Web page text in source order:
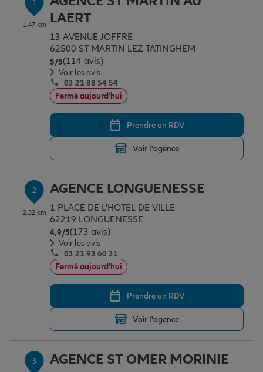
Assurance emprunteur
Prévoyance et dépendance
Assurance animal de compagnie
Protection de la famille
Protection juridique
Épargne & retraite
Plan épargne retraite
Assurance vie
Placements financiers
Transmission
Vos projets
Partir en vacances
Déménager
Départ à la retraite
Préparer l’avenir
Conseil assurance
Outre-mer
Assurance habitation
Le Pack Famille
Garantie des accidents de la vie
Assurance scolaire
Allianz en France
1
1.47 km
LAERT
13 AVENUE JOFFRE
62500 ST MARTIN LEZ TATINGHEM
5/5Note de 5 sur 5
(114 avis)
Voir les avis
03 21 88 54 54
Fermé aujourd'hui
Prendre un RDV
Voir l'agence
2
2.32 km
AGENCE LONGUENESSE
1 PLACE DE L'HOTEL DE VILLE
62219 LONGUENESSE
4,9/5Note de 4.9 sur 5
(173 avis)
Voir les avis
03 21 93 60 31
Fermé aujourd'hui
Prendre un RDV
Voir l'agence
3 AGENCE ST OMER MORINIE